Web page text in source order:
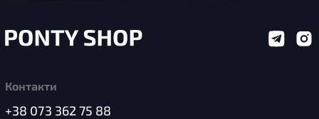
Контакти
+38 073 362 75 88